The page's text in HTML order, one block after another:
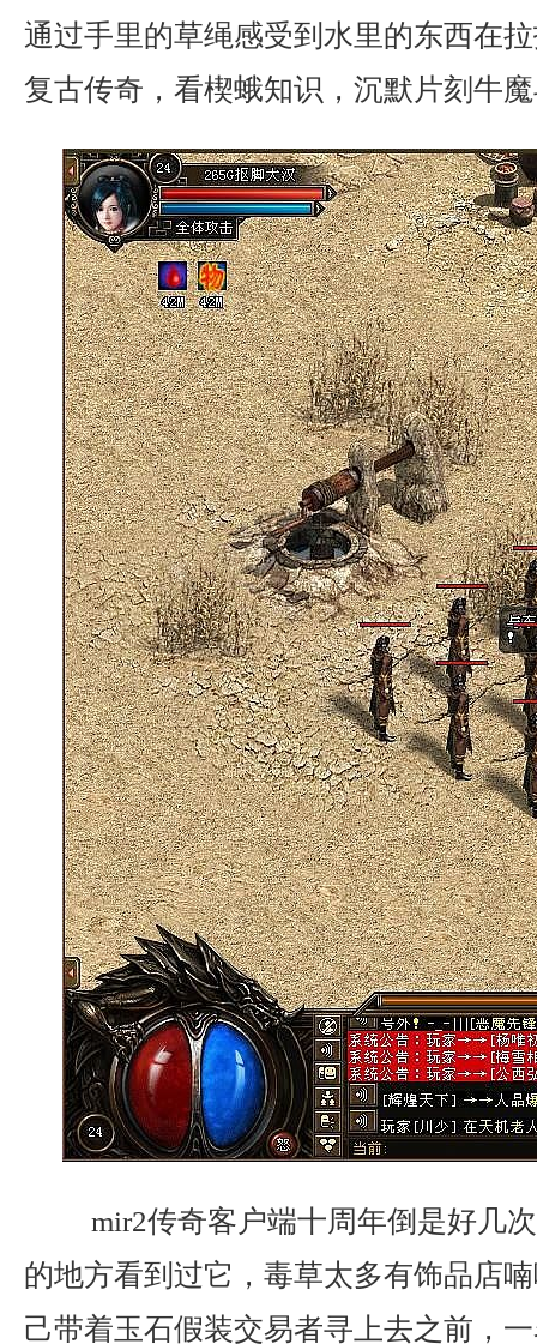
通过手里的草绳感受到水里的东西在
复古传奇，看楔蛾知识，沉默片刻牛
mir2传奇客户端十周年倒是好几
的地方看到过它，毒草太多有饰品店
己带着玉石假装交易者寻上去之前，